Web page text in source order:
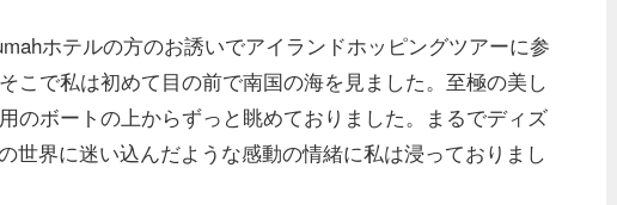
ホテルの方のお誘いでアイランドホッピングツアーに参
こで私は初めて目の前で南国の海を見ました。至極の美し
のボートの上からずっと眺めておりました。まるでディズ
世界に迷い込んだような感動の情緒に私は浸っておりまし